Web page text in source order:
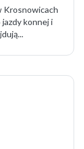
Krosnowicach
konnej i